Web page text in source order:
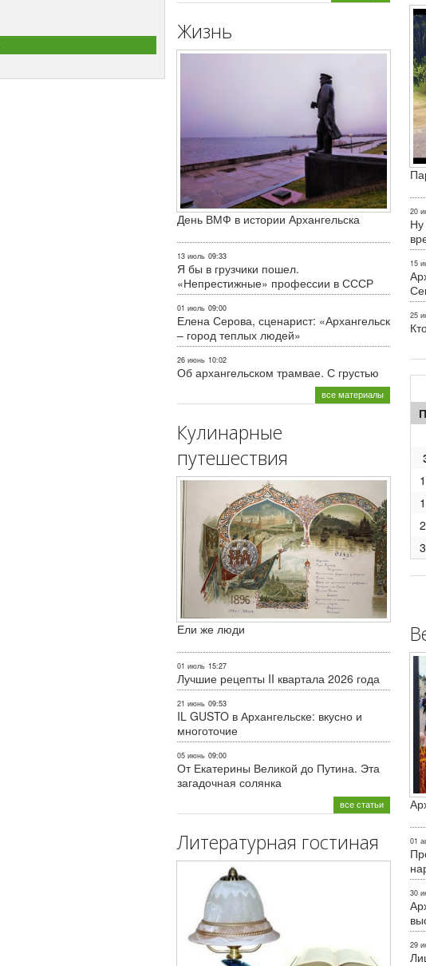
Жизнь
День ВМФ в истории Архангельска
13 июль 09:33
Я бы в грузчики пошел.
«Непрестижные» профессии в СССР
01 июль 09:00
Елена Серова, сценарист: «Архангельск
– город теплых людей»
26 июнь 10:02
Об архангельском трамвае. С грустью
все материалы
Кулинарные
путешествия
Ели же люди
01 июль 15:27
Лучшие рецепты II квартала 2026 года
21 июнь 09:53
IL GUSTO в Архангельске: вкусно и
многоточие
05 июнь 09:00
От Екатерины Великой до Путина. Эта
загадочная солянка
все статьи
Литературная гостиная
20
Ну
15
25
01
30
29